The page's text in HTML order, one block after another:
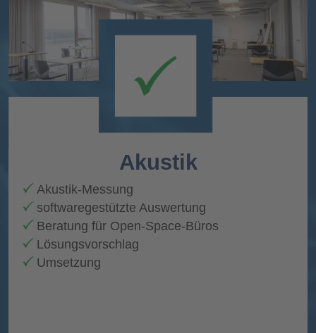
Akustik
Akustik-Messung
softwaregestützte Auswertung
Beratung für Open-Space-Büros
Lösungsvorschlag
Umsetzung